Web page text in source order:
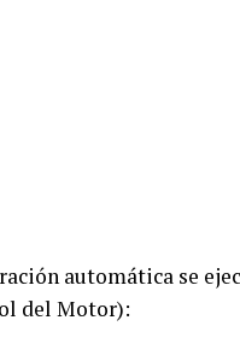
automática se
del Motor):